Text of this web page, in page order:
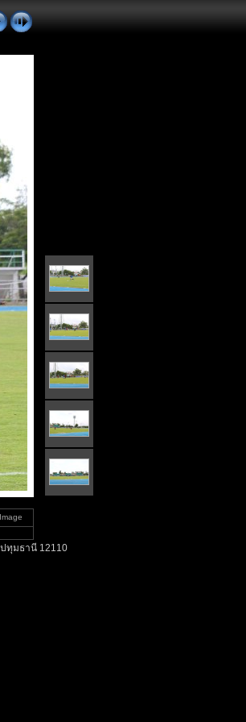
ทุมธานี 12110